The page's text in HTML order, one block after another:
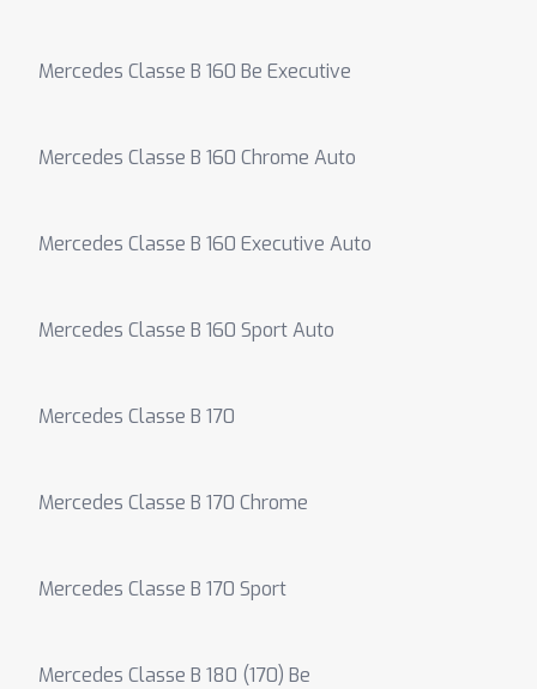
Mercedes Classe B 160 Be Executive
Mercedes Classe B 160 Chrome Auto
Mercedes Classe B 160 Executive Auto
Mercedes Classe B 160 Sport Auto
Mercedes Classe B 170
Mercedes Classe B 170 Chrome
Mercedes Classe B 170 Sport
Mercedes Classe B 180 (170) Be